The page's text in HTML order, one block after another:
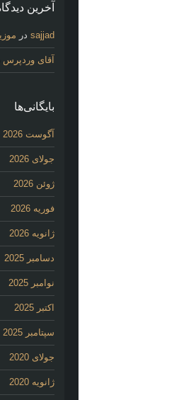
آخرین
sajjad در
آقای وردپرس
بایگانی‌ها
آگوست 2026
جولای 2026
ژوئن 2026
فوریه 2026
ژانویه 2026
دسامبر 2025
نوامبر 2025
اکتبر 2025
سپتامبر 2025
جولای 2020
ژانویه 2020